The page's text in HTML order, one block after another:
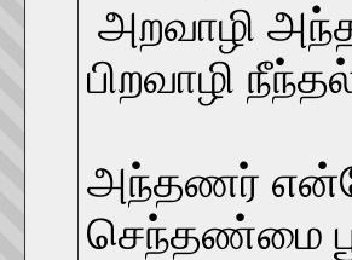
அறவாழி
பிறவாழி
அந்தணர்
செந்தண்மை